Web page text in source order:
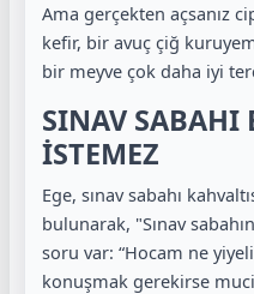
Ama gerçekten açsanız
kefir, bir avuç çiğ
bir meyve çok daha iyi
SINAV SABAHI
İSTEMEZ
Ege, sınav sabahı
bulunarak, "Sınav
soru var: “Hocam ne
konuşmak gerekirse